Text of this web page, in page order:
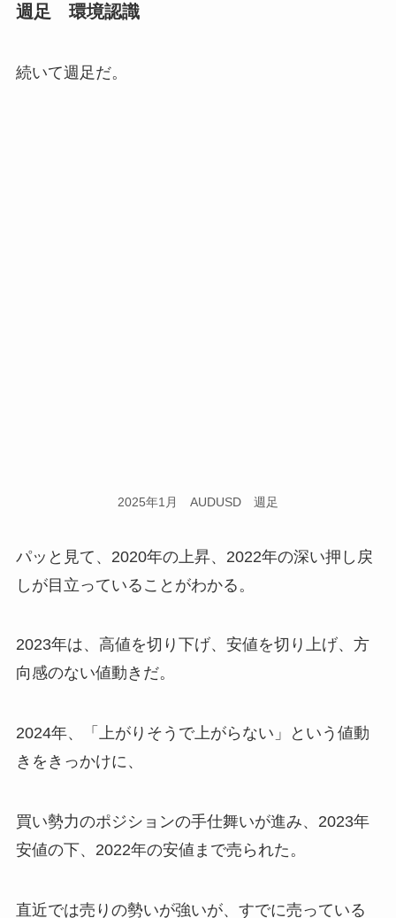
週足 環境認識
続いて週足だ。
2025年1月 AUDUSD 週足
パッと見て、2020年の上昇、2022年の深い押し戻
しが目立っていることがわかる。
2023年は、高値を切り下げ、安値を切り上げ、方
向感のない値動きだ。
2024年、「上がりそうで上がらない」という値動
きをきっかけに、
買い勢力のポジションの手仕舞いが進み、2023年
安値の下、2022年の安値まで売られた。
直近では売りの勢いが強いが、すでに売っている